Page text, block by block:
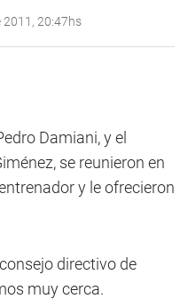
2011, 20:47hs
Damiani, y el
se reunieron en
y le ofrecieron
directivo de
muy cerca.